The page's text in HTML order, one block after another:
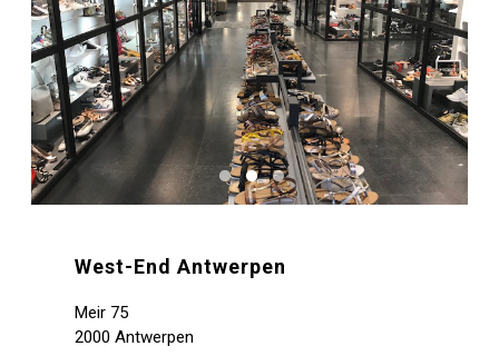
West-End Antwerpen
Meir 75
2000 Antwerpen